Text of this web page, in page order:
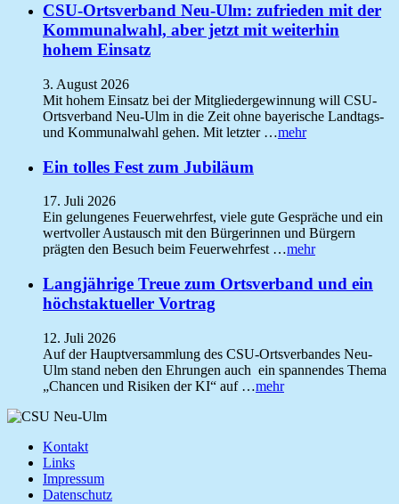
CSU-Ortsverband Neu-Ulm: zufrieden mit der
Kommunalwahl, aber jetzt mit weiterhin
hohem Einsatz
3. August 2026
Mit hohem Einsatz bei der Mitgliedergewinnung will CSU-
Ortsverband Neu-Ulm in die Zeit ohne bayerische Landtags-
und Kommunalwahl gehen. Mit letzter …mehr
Ein tolles Fest zum Jubiläum
17. Juli 2026
Ein gelungenes Feuerwehrfest, viele gute Gespräche und ein
wertvoller Austausch mit den Bürgerinnen und Bürgern
prägten den Besuch beim Feuerwehrfest …mehr
Langjährige Treue zum Ortsverband und ein
höchstaktueller Vortrag
12. Juli 2026
Auf der Hauptversammlung des CSU-Ortsverbandes Neu-
Ulm stand neben den Ehrungen auch ein spannendes Thema
„Chancen und Risiken der KI“ auf …mehr
Kontakt
Links
Impressum
Datenschutz